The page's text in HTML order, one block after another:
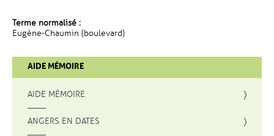
Terme normalisé :
Eugène-Chaumin (boulevard)
AIDE MÉMOIRE
AIDE MÉMOIRE
ANGERS EN DATES